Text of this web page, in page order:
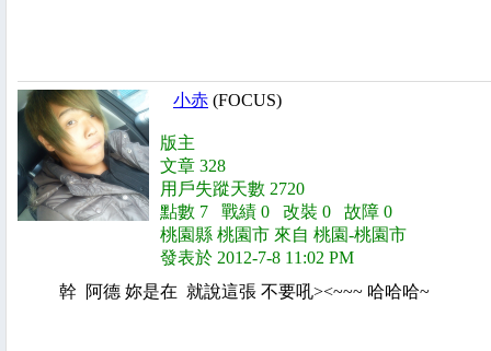
小赤 (FOCUS)
版主
文章 328
用戶失蹤天數 2720
點數 7 戰績 0 改裝 0 故障 0
桃園縣 桃園市 來自 桃園-桃園市
發表於 2012-7-8 11:02 PM
幹 阿德 妳是在 就說這張 不要吼><~~~ 哈哈哈~